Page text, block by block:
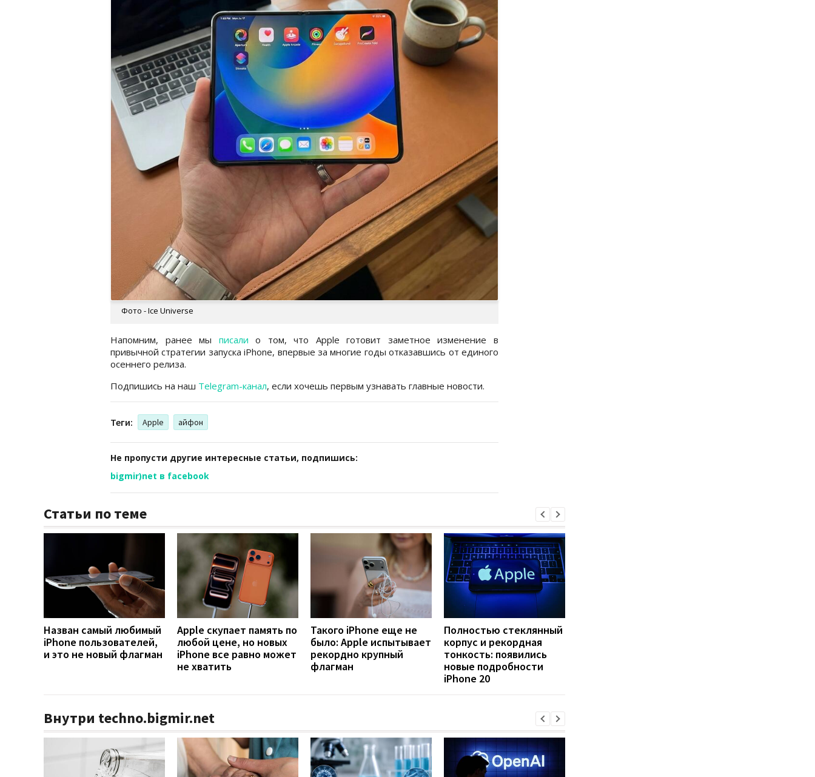
Фото - Ice Universe
Напомним, ранее мы писали о том, что Apple готовит заметное изменение в
привычной стратегии запуска iPhone, впервые за многие годы отказавшись от единого
осеннего релиза.
Подпишись на наш Telegram-канал, если хочешь первым узнавать главные новости.
Теги: Apple айфон
Не пропусти другие интересные статьи, подпишись:
bigmir)net в facebook
Статьи по теме
Назван самый любимый
iPhone пользователей,
и это не новый флагман
Apple скупает память по
любой цене, но новых
iPhone все равно может
не хватить
Такого iPhone еще не
было: Apple испытывает
рекордно крупный
флагман
Полностью стеклянный
корпус и рекордная
тонкость: появились
новые подробности
iPhone 20
Внутри techno.bigmir.net